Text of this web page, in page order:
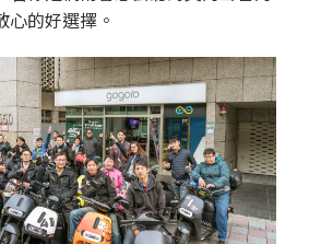
心的好選擇。